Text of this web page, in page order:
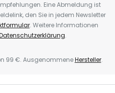
Eine Abmeldung ist
den Sie in jedem Newsletter
. Weitere Informationen
.
99 €. AusgenommeneHersteller.